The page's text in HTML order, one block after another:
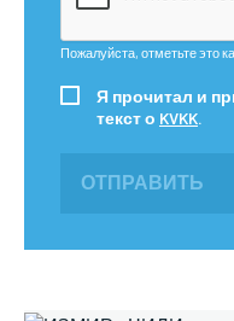
Пожалуйста, отметьте это
Я прочитал и
текст о KVKK.
ОТПРАВИТЬ